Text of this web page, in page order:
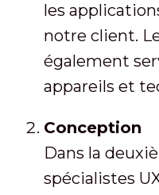
les
notre client.
également
appareils et
Conception
Dans la
spécialistes